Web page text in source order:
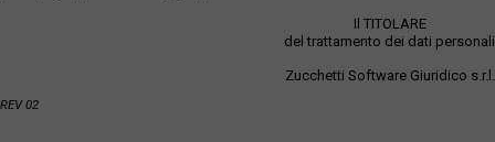
Il TITOLARE
del trattamento dei dati personali
Zucchetti Software Giuridico s.r.l.
REV 02